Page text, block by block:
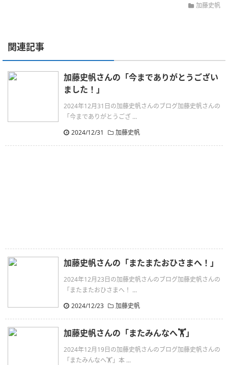
加藤史帆
関連記事
加藤史帆さんの「今までありがとうござい
ました！」
2024年12月31日の加藤史帆さんのブログ加藤史帆さんの
「今までありがとうござ ...
2024/12/31
加藤史帆
加藤史帆さんの「またまたおひさまへ！」
2024年12月23日の加藤史帆さんのブログ加藤史帆さんの
「またまたおひさまへ！ ...
2024/12/23
加藤史帆
加藤史帆さんの「またみんなへ🏋️」
2024年12月19日の加藤史帆さんのブログ加藤史帆さんの
「またみんなへ🏋️」本 ...